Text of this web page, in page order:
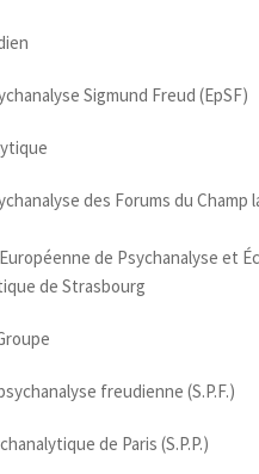
Sigmund Freud (EpSF)
des Forums du Champ
de Psychanalyse et
de Strasbourg
freudienne (S.P.F.)
de Paris (S.P.P.)